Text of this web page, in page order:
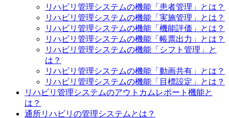
リハビリ管理システムの機能「患者管理」とは？
リハビリ管理システムの機能「実施管理」とは？
リハビリ管理システムの機能「機能評価」とは？
リハビリ管理システムの機能「帳票出力」とは？
リハビリ管理システムの機能「シフト管理」と
は？
リハビリ管理システムの機能「動画共有」とは？
リハビリ管理システムの機能「目標設定」とは？
リハビリ管理システムのアウトカムレポート機能と
は？
通所リハビリの管理システムとは？